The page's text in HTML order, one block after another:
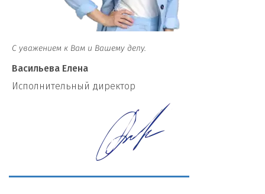
С уважением к Вам и Вашему делу.
Васильева Елена
И сполнительный директор